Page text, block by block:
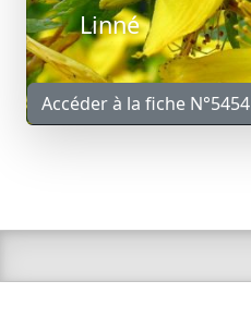
Linné
Accéder à la fiche N°5454